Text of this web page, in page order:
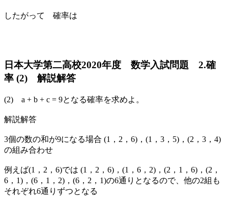
したがって 確率は
日本大学第二高校2020年度 数学入試問題 2.確
率 (2) 解説解答
(2) a + b + c = 9となる確率を求めよ。
解説解答
3個の数の和が9になる場合 (1，2，6)，(1，3，5)，(2，3，4)
の組み合わせ
例えば(1，2，6)では (1，2，6)，(1，6，2)，(2，1，6)，(2，
6，1)，(6，1，2)，(6，2，1)の6通りとなるので、他の2組も
それぞれ6通りずつとなる